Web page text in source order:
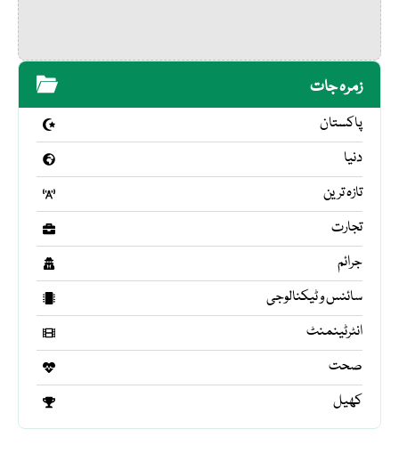
زمرہ جات
پاکستان
دنیا
تازہ ترین
تجارت
جرائم
سائنس و ٹیکنالوجی
انٹرٹینمنٹ
صحت
کھیل